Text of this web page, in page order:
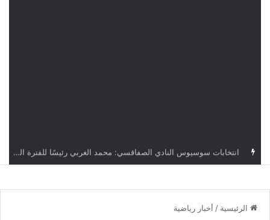
قرعة دوري أبطال إفريقيا: النادي الإفريقي في حال التأهل يواجه مازمبي أو ميدياما
الرئيسية / أخبار رياضية